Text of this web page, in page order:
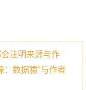
注明来源与作
：数据猿”与作者